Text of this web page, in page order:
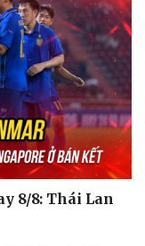
8/8: Thái Lan